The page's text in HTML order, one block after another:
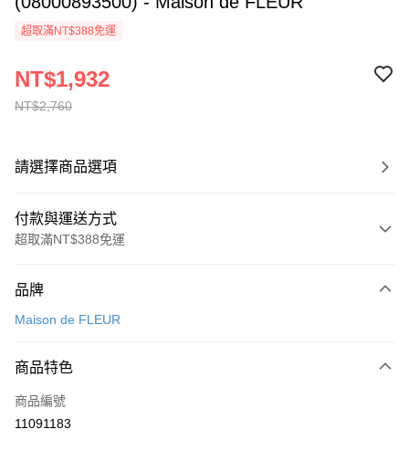
超取滿NT$388免運
NT$2,760
NT$1,932
請選擇商品選項
付款與運送方式
超取滿NT$388免運
信用卡一次付款
3 期 0 利率 每期
合作金庫商業銀行
上海商業儲蓄銀行
超商取貨付款
LINE Pay
品牌
Maison de FLEUR
商品特色
商品編號
11091183